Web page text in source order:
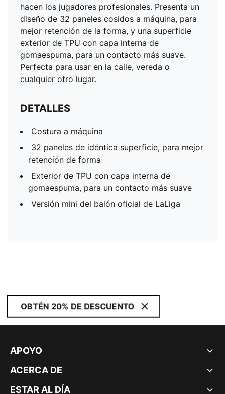
hacen los jugadores profesionales. Presenta un
diseño de 32 paneles cosidos a máquina, para
mejor retención de la forma, y una superficie
exterior de TPU con capa interna de
gomaespuma, para un contacto más suave.
Perfecta para usar en la calle, vereda o
cualquier otro lugar.
DETALLES
Costura a máquina
32 paneles de idéntica superficie, para mejor
retención de forma
Exterior de TPU con capa interna de
gomaespuma, para un contacto más suave
Versión mini del balón oficial de LaLiga
OBTÉN 20% DE DESCUENTO
APOYO
ACERCA DE
ESTAR AL DÍA